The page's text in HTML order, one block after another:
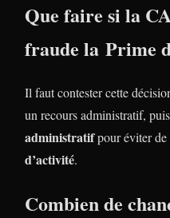
Que faire si la
fraude la Prime
Il faut contester cette
un recours administratif,
administratifpour éviter de
d’activité.
Combien de